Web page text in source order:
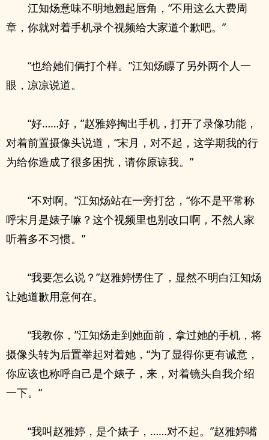
江知炀意味不明地翘起唇角，“不用这么大费周
章，你就对着手机录个视频给大家道个歉吧。”
“也给她们俩打个样。”江知炀瞟了另外两个人一
眼，凉凉说道。
“好……好，”赵雅婷掏出手机，打开了录像功能，
对着前置摄像头说道，“宋月，对不起，这学期我的行
为给你造成了很多困扰，请你原谅我。”
“不对啊。”江知炀站在一旁打岔，“你不是平常称
呼宋月是婊子嘛？这个视频里也别改口啊，不然人家
听着多不习惯。”
“我要怎么说？”赵雅婷愣住了，显然不明白江知炀
让她道歉用意何在。
“我教你，”江知炀走到她面前，拿过她的手机，将
摄像头转为后置举起对着她，“为了显得你更有诚意，
你应该也称呼自己是个婊子，来，对着镜头自我介绍
一下。”
“我叫赵雅婷，是个婊子，……对不起。”赵雅婷嘴